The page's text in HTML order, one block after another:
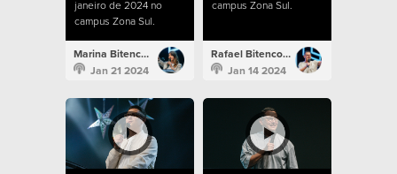
janeiro de 2024 no
campus Zona Sul.
Marina Bitencourt
Jan 21 2024
campus Zona Sul.
Rafael Bitencourt
Jan 14 2024